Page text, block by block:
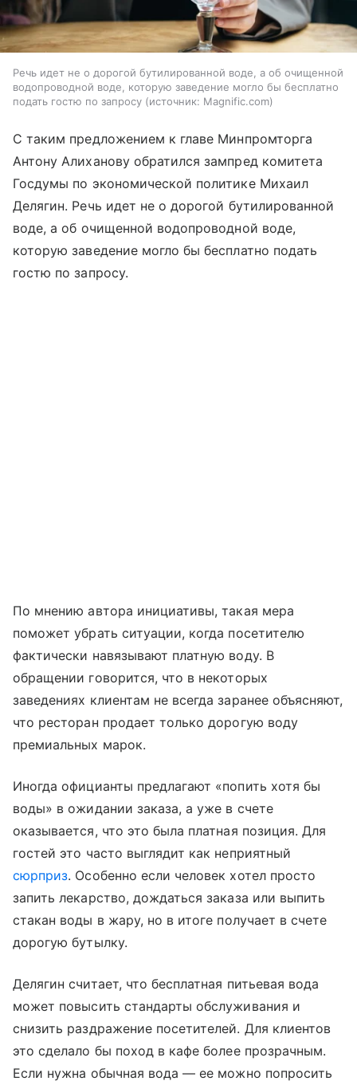
Речь идет не о дорогой бутилированной воде, а об очищенной
водопроводной воде, которую заведение могло бы бесплатно
подать гостю по запросу
источник: Magnific.com
С таким предложением к главе Минпромторга
Антону Алиханову обратился зампред комитета
Госдумы по экономической политике Михаил
Делягин. Речь идет не о дорогой бутилированной
воде, а об очищенной водопроводной воде,
которую заведение могло бы бесплатно подать
гостю по запросу.
По мнению автора инициативы, такая мера
поможет убрать ситуации, когда посетителю
фактически навязывают платную воду. В
обращении говорится, что в некоторых
заведениях клиентам не всегда заранее объясняют,
что ресторан продает только дорогую воду
премиальных марок.
Иногда официанты предлагают «попить хотя бы
воды» в ожидании заказа, а уже в счете
оказывается, что это была платная позиция. Для
гостей это часто выглядит как неприятный
сюрприз. Особенно если человек хотел просто
запить лекарство, дождаться заказа или выпить
стакан воды в жару, но в итоге получает в счете
дорогую бутылку.
Делягин считает, что бесплатная питьевая вода
может повысить стандарты обслуживания и
снизить раздражение посетителей. Для клиентов
это сделало бы поход в кафе более прозрачным.
Если нужна обычная вода — ее можно попросить